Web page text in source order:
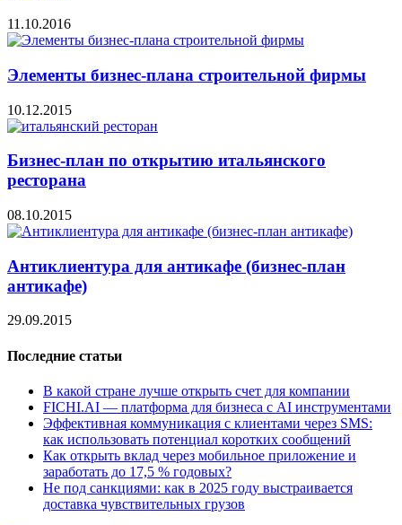
11.10.2016
Элементы бизнес-плана строительной фирмы
10.12.2015
Бизнес-план по открытию итальянского
ресторана
08.10.2015
Антиклиентура для антикафе (бизнес-план
антикафе)
29.09.2015
Последние статьи
В какой стране лучше открыть счет для компании
FICHI.AI — платформа для бизнеса с AI инструментами
Эффективная коммуникация с клиентами через SMS:
как использовать потенциал коротких сообщений
Как открыть вклад через мобильное приложение и
заработать до 17,5 % годовых?
Не под санкциями: как в 2025 году выстраивается
доставка чувствительных грузов